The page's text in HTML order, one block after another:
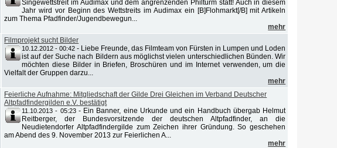
Singewettstreit im Audimax und dem angrenzenden Philturm statt! Auch in diesem
Jahr wird vor Beginn des Wettstreits im Audimax ein [B]Flohmarkt[/B] mit Artikeln
zum Thema Pfadfinder/Jugendbewegun...
mehr
Filmprojekt sucht Bilder
10.12.2012 - 00:42 - Liebe Freunde, das Filmteam von Fürsten in Lumpen und Loden
ist auf der Suche nach Bildern aus möglichst vielen unterschiedlichen Bünden. Wir
möchten diese Bilder in Briefen, Broschüren und im Internet verwenden, um die
Vielfalt der Gruppen darzu...
mehr
Feierliche Aufnahme: Mitgliedschaft der Gilde Drei Gleichen im Verband Deutscher
Altpfadfindergilden e.V. bestätigt
11.10.2013 - 05:23- Ein Banner, eine Urkunde und ein Handbuch übergab Helmut
Reitberger, der Bundesvorsitzende der deutschen Altpfadfinder, an die
Neudietendorfer Altpfadfindergilde zum Zeichen ihrer Gründung. So geschehen
am Abend des 9. November 2013 zur Feierlichen A...
mehr